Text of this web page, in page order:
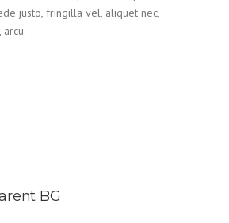
justo, fringilla vel, aliquet nec,
BG